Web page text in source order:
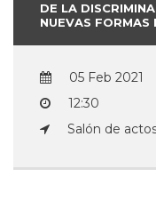
DE LA
NUEVAS FORMAS
05 Feb 2021
12:30
Salón de